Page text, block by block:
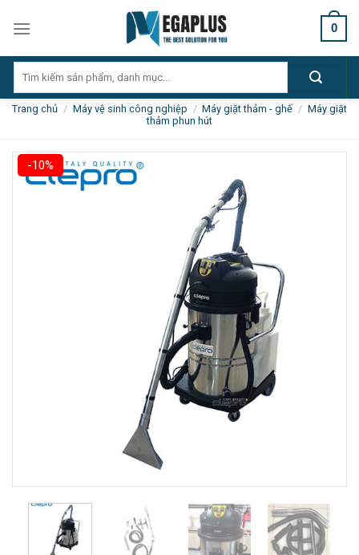
0
kiếm:
Trang chủ / Máy vệ sinh công nghiệp / Máy giặt thảm - ghế / Máy giặt
thảm phun hút
-10%